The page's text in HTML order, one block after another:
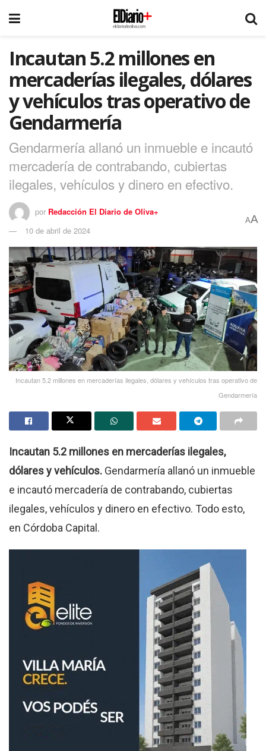
Incautan 5.2 millones en
mercaderías ilegales, dólares
y vehículos tras operativo de
Gendarmería
Gendarmería allanó un inmueble e incautó
mercadería de contrabando, cubiertas
ilegales, vehículos y dinero en efectivo.
por Redacción El Diario de Oliva+
10 de abril de 2024
AA
Incautan 5.2 millones en mercaderías ilegales, dólares y vehículos tras operativo de
Gendarmería
Incautan 5.2 millones en mercaderías ilegales,
dólares y vehículos. Gendarmería allanó un inmueble
e incautó mercadería de contrabando, cubiertas
ilegales, vehículos y dinero en efectivo. Todo esto,
en Córdoba Capital.